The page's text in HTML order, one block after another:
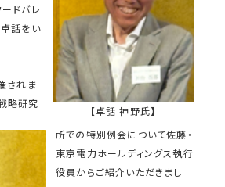
【卓話 神野氏】
ドバレ
話をい
されま
略研究
所での特別例会について佐藤・
東京電力ホールディングス執行
役員からご紹介いただきまし